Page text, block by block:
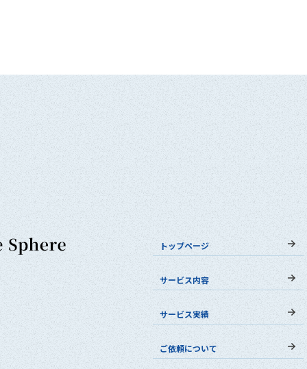
トップページ
サービス内容
サービス実績
ご依頼について